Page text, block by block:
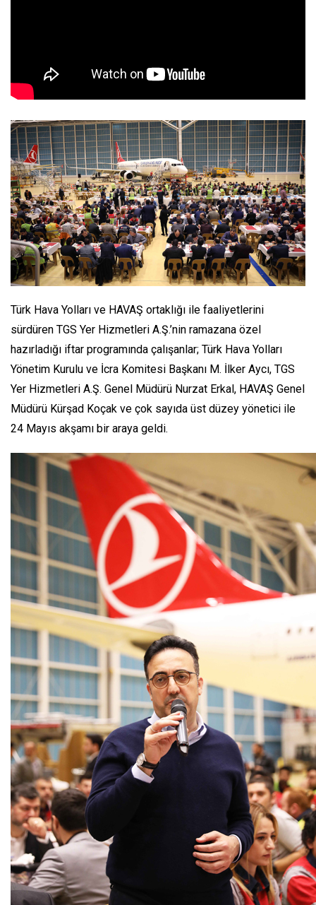
Türk Hava Yolları ve HAVAŞ ortaklığı ile faaliyetlerini
sürdüren TGS Yer Hizmetleri A.Ş.’nin ramazana özel
hazırladığı iftar programında çalışanlar; Türk Hava Yolları
Yönetim Kurulu ve İcra Komitesi Başkanı M. İlker Aycı, TGS
Yer Hizmetleri A.Ş. Genel Müdürü Nurzat Erkal, HAVAŞ Genel
Müdürü Kürşad Koçak ve çok sayıda üst düzey yönetici ile
24 Mayıs akşamı bir araya geldi.